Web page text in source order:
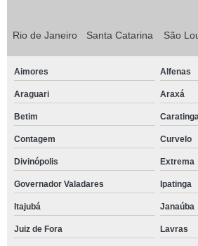
Rio de Janeiro Santa Catarina São
Aimores Alfenas
Araguari Araxá
Betim
Contagem Curvelo
Divinópolis Extrema
Governador Valadares Ipatinga
Itajubá Janaúba
Juiz de Fora Lavras